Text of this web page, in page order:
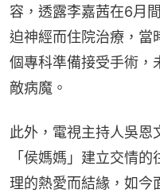
容，透露李嘉茜在6月
迫神經而住院治療，當
個專科準備接受手術，
敵病魔。
此外，電視主持人吳恩
「侯媽媽」建立交情
理的熱愛而結緣，如今